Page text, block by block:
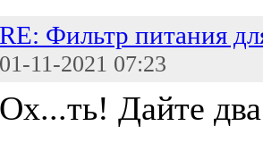
RE: Фильтр питания
01-11-2021 07:23
Ох...ть! Дайте